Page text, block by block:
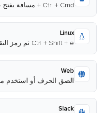
Ctrl + Cmd + مسافة يفتح عارض الأحرف
Linux
Ctrl + Shift + e ثم رمز النقطة، أو استخدم منتقي IBus
Web
الصق الحرف أو استخدم
Slack